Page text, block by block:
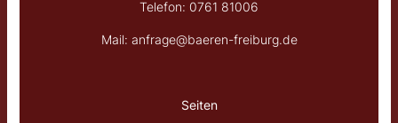
Telefon: 0761 81006
Mail: anfrage@baeren-freiburg.de
Seiten